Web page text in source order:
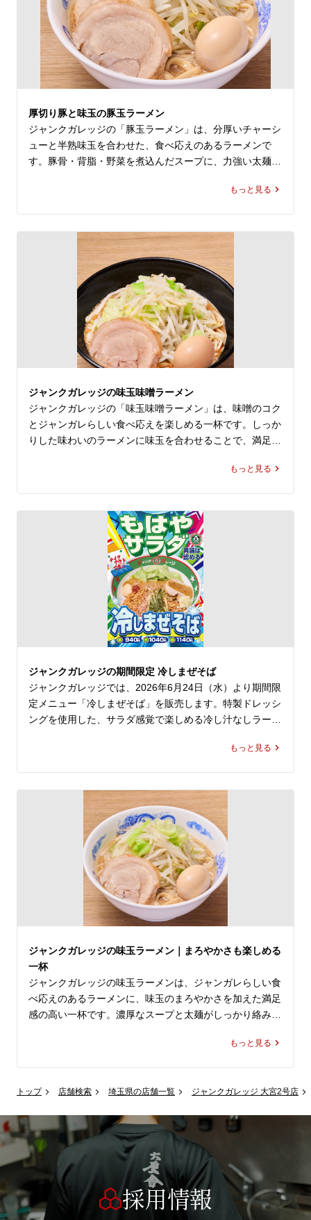
トップ 店舗検索 埼玉県の店舗一覧 ジャンクガレッジ 大宮2号店
厚切り豚と味玉の豚玉ラーメン
ジャンクガレッジの「豚玉ラーメン」は、分厚いチャーシ
ューと半熟味玉を合わせた、食べ応えのあるラーメンで
す。豚骨・背脂・野菜を煮込んだスープに、力強い太麺と
方、近くのラーメン屋やレストラン・飲食店でしっかり食
べたい方にもおすすめです。ヤサイ・ニンニク・アブラの
無料トッピングで好みに合わせやすく、油そばやまぜそば
とはまた違う、ジャンクガレッジ 店舗ならではの一杯を
もっと見る
ジャンクガレッジの味玉味噌ラーメン
ジャンクガレッジの「味玉味噌ラーメン」は、味噌のコク
とジャンガレらしい食べ応えを楽しめる一杯です。しっか
りした味わいのラーメンに味玉を合わせることで、満足感
二郎系ラーメンが好きな方はもちろん、ランチでしっかり
レッジへお立ち寄りください。油そばやまぜそばとはまた
違う、ジャンガレ メニューならではの力強い味わいをお
楽しみいただけます。
もっと見る
ジャンクガレッジの期間限定 冷しまぜそば
ジャンクガレッジでは、2026年6月24日（水）より期間限
定メニュー「冷しまぜそば」を販売します。特製ドレッシ
ングを使用した、サラダ感覚で楽しめる冷し汁なしラーメ
にも食べやすい清涼感のある一杯です。まぜそばや油そば
食店をお探しの際は、ぜひお近くのジャンクガレッジへお
立ち寄りください。期間限定・数量限定のため、なくなり
次第終了となります。
もっと見る
ジャンクガレッジの味玉ラーメン｜まろやかさも楽しめる
一杯
ジャンクガレッジの味玉ラーメンは、ジャンガレらしい食
べ応えのあるラーメンに、味玉のまろやかさを加えた満足
感の高い一杯です。濃厚なスープと太麺がしっかり絡み、
べ進めやすい味わいに仕上がっています。二郎系ラーメン
じられる定番メニューです。大宮駅でラーメン屋やレスト
立ち寄りください。油そばやまぜそばとはまた違った、ジ
ャンガレ メニューならではの満足感をお楽しみいただけ
ます。
もっと見る
採用情報